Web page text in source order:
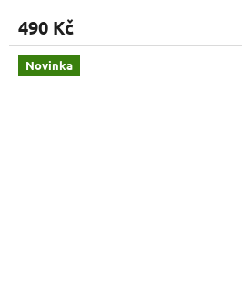
490 Kč
Novinka